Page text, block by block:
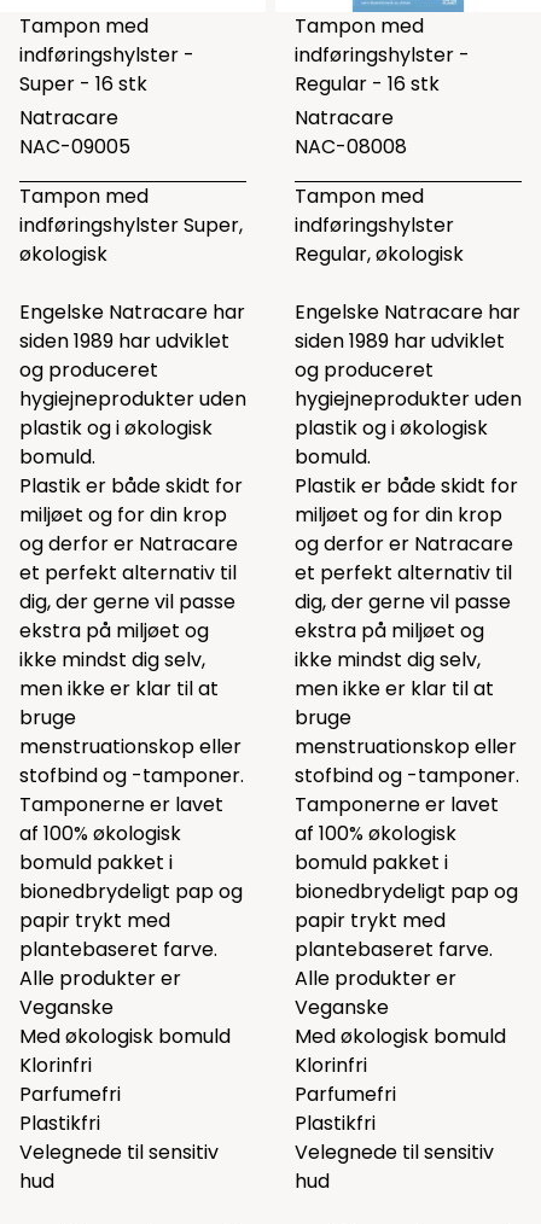
Tampon med
indføringshylster -
Super - 16 stk
Natracare
NAC-09005
Tampon med
indføringshylster Super,
økologisk
Engelske Natracare har
siden 1989 har udviklet
og produceret
hygiejneprodukter uden
plastik og i økologisk
bomuld.
Plastik er både skidt for
miljøet og for din krop
og derfor er Natracare
et perfekt alternativ til
dig, der gerne vil passe
ekstra på miljøet og
ikke mindst dig selv,
men ikke er klar til at
bruge
menstruationskop eller
stofbind og -tamponer.
Tamponerne er lavet
af 100% økologisk
bomuld pakket i
bionedbrydeligt pap og
papir trykt med
plantebaseret farve.
Alle produkter er
Veganske
Med økologisk bomuld
Klorinfri
Parfumefri
Plastikfri
Velegnede til sensitiv
hud
Tampon med
indføringshylster -
Regular - 16 stk
Natracare
NAC-08008
Tampon med
indføringshylster
Regular, økologisk
Engelske Natracare har
siden 1989 har udviklet
og produceret
hygiejneprodukter uden
plastik og i økologisk
bomuld.
Plastik er både skidt for
miljøet og for din krop
og derfor er Natracare
et perfekt alternativ til
dig, der gerne vil passe
ekstra på miljøet og
ikke mindst dig selv,
men ikke er klar til at
bruge
menstruationskop eller
stofbind og -tamponer.
Tamponerne er lavet
af 100% økologisk
bomuld pakket i
bionedbrydeligt pap og
papir trykt med
plantebaseret farve.
Alle produkter er
Veganske
Med økologisk bomuld
Klorinfri
Parfumefri
Plastikfri
Velegnede til sensitiv
hud